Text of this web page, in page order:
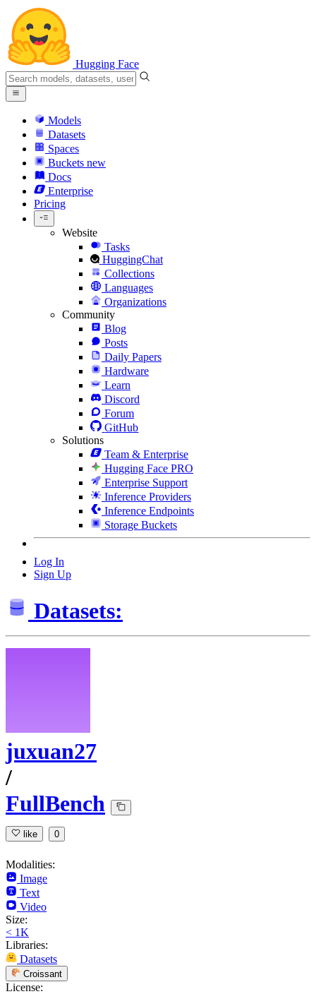
Hugging Face
Models
Datasets
Spaces
Buckets new
Docs
Enterprise
Pricing
Website
Tasks
HuggingChat
Collections
Languages
Organizations
Community
Blog
Posts
Daily Papers
Hardware
Learn
Discord
Forum
GitHub
Solutions
Team & Enterprise
Hugging Face PRO
Enterprise Support
Inference Providers
Inference Endpoints
Storage Buckets
Log In
Sign Up
Datasets:
juxuan27
/
FullBench
like 0
Modalities:
Image
Text
Video
Size:
< 1K
Libraries:
Datasets
Croissant
License: